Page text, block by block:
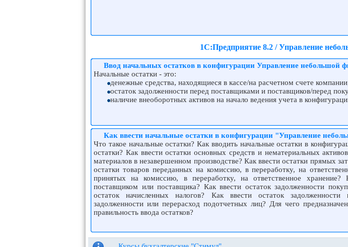
1С:Предприятие 8.2 / Управление
Ввод начальных остатков в конфигурации Управление небольшой
Начальные остатки - это:
денежные средства, находящиеся в кассе/на расчетном счете
остаток задолженности перед поставщиками и поставщиков/перед
наличие внеоборотных активов на начало ведения учета в
Как ввести начальные остатки в конфигурации "Управление
Что такое начальные остатки? Как вводить начальные остатки в
остатки? Как ввести остатки основных средств и нематериальных
материалов в незавершенном производстве? Как ввести остатки прямых
остатки товаров переданных на комиссию, в переработку, на
принятых на комиссию, в переработку, на ответственное хранение?
поставщиком или поставщика? Как ввести остаток задолженности
остаток начисленных налогов? Как ввести остаток
задолженности или перерасход подотчетных лиц? Для чего
правильность ввода остатков?